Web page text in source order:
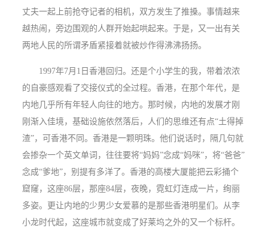
丈夫一起上前抢夺记者的相机，双方发生了推搡。事情越来
越热闹，旁边围观的人群开始起哄起来。于是，又一出有关
两地人民的所谓矛盾紧接着就被炒作得沸沸扬扬。
1997年7月 1 日香港回归。还是个小学生的我，带着浓浓
的自豪感观看了交接仪式的全过程。香港，在那个年代，是
内地几乎所有年轻人向往的地方。那时候，内地的发展才刚
刚渐入佳境，基础设施依然落后，人们的思维还有点“土得掉
渣”，可香港不同。香港是一颗明珠。他们说话时，隔几句就
会掺杂一个英文单词，往往要将“妈妈”念成“妈咪”，将“爸爸”
念成“爹地”，别提有多洋了。香港的高楼大厦能把云彩捅个
窟窿，这座86层，那座84层，夜晚，霓虹灯连成一片，绚丽
多姿。更让内地的少男少女爱慕的是那些香港明星们。从李
小龙时代起，这座城市就变成了好莱坞之外的又一个标杆。